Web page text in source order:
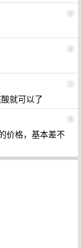
5
6
7
就可以了
8
价格，基本差不